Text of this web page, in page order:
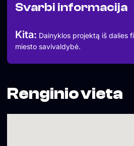
Svarbi informacija
Kita: Dainyklos projektą iš dalies
miesto savivaldybė.
Renginio vieta